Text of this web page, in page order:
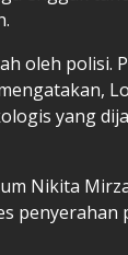
oleh polisi.
yang
Nikita
penyerahan